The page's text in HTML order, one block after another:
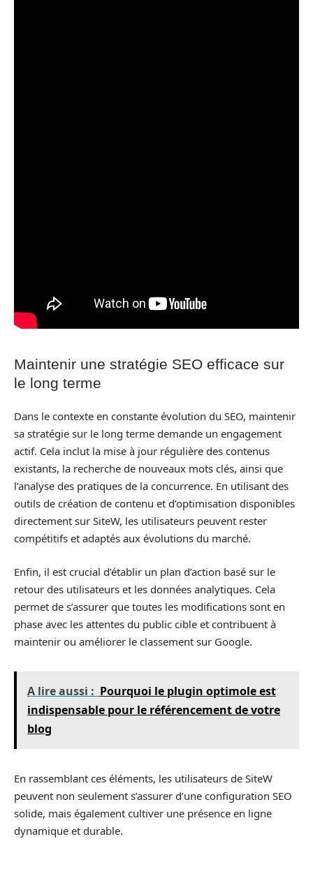
Maintenir une stratégie SEO efficace sur
le long terme
Dans le contexte en constante évolution du SEO, maintenir
sa stratégie sur le long terme demande un engagement
actif. Cela inclut la mise à jour régulière des contenus
existants, la recherche de nouveaux mots clés, ainsi que
l’analyse des pratiques de la concurrence. En utilisant des
outils de création de contenu et d’optimisation disponibles
directement sur SiteW, les utilisateurs peuvent rester
compétitifs et adaptés aux évolutions du marché.
Enfin, il est crucial d’établir un plan d’action basé sur le
retour des utilisateurs et les données analytiques. Cela
permet de s’assurer que toutes les modifications sont en
phase avec les attentes du public cible et contribuent à
maintenir ou améliorer le classement sur Google.
A lire aussi : Pourquoi le plugin optimole est
indispensable pour le référencement de votre
blog
En rassemblant ces éléments, les utilisateurs de SiteW
peuvent non seulement s’assurer d’une configuration SEO
solide, mais également cultiver une présence en ligne
dynamique et durable.